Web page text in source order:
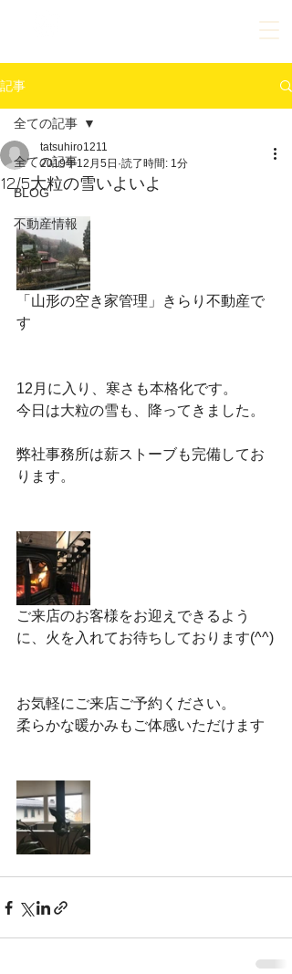
記事
全ての記事
BLOG
不動産情報
全ての記事
12/5大粒の雪いよいよ
tatsuhiro1211
2019年12月5日 読了時間: 1分
「山形の空き家管理」きらり不動産で
す
12月に入り、寒さも本格化です。
今日は大粒の雪も、降ってきました。
弊社事務所は薪ストーブも完備してお
ります。
ご来店のお客様をお迎えできるよう
に、火を入れてお待ちしております(^^)
お気軽にご来店ご予約ください。
柔らかな暖かみもご体感いただけます